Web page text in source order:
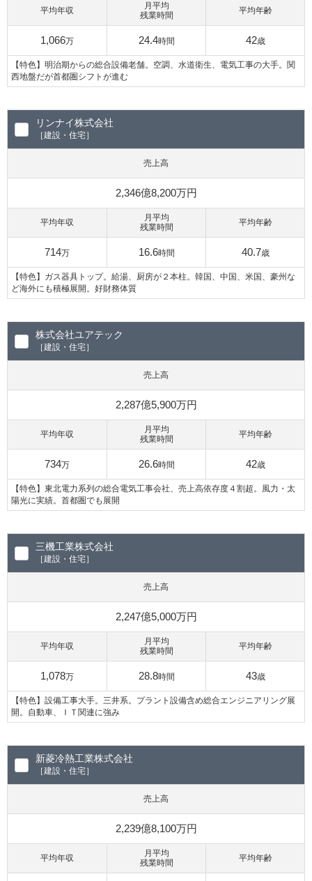
平均年収
1,066万
月平均
残業時間
24.4時間
平均年齢
42歳
【特色】明治期からの総合設備老舗。空調、水道衛生、電気工事の大手。関
西地盤だが首都圏シフトが進む
リンナイ株式会社
［建設・住宅］
売上高
2,346億8,200万円
平均年収
714万
月平均
残業時間
16.6時間
平均年齢
40.7歳
【特色】ガス器具トップ。給湯、厨房が２本柱。韓国、中国、米国、豪州な
ど海外にも積極展開。好財務体質
株式会社ユアテック
［建設・住宅］
売上高
2,287億5,900万円
平均年収
734万
月平均
残業時間
26.6時間
平均年齢
42歳
【特色】東北電力系列の総合電気工事会社、売上高依存度４割超。風力・太
陽光に実績。首都圏でも展開
三機工業株式会社
［建設・住宅］
売上高
2,247億5,000万円
平均年収
1,078万
月平均
残業時間
28.8時間
平均年齢
43歳
【特色】設備工事大手。三井系。プラント設備含め総合エンジニアリング展
開。自動車、ＩＴ関連に強み
新菱冷熱工業株式会社
［建設・住宅］
売上高
2,239億8,100万円
平均年収
月平均
残業時間
平均年齢